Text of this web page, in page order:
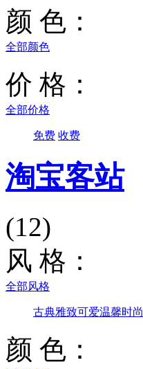
颜 色：
全部颜色
价 格：
全部价格
免费 收费
淘宝客站
(12)
风 格：
全部风格
古典雅致可爱温馨时
颜 色：